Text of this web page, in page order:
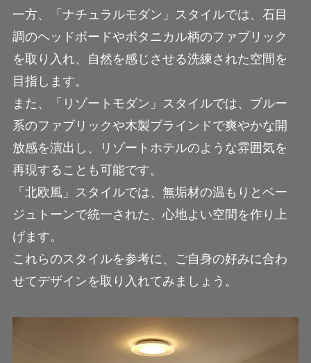
一方、「ナチュラルモダン」スタイルでは、石目
調のヘッドボードやボタニカル柄のファブリック
を取り入れ、自然を感じさせる洗練された空間を
目指します。
また、「リゾートモダン」スタイルでは、ブルー
系のファブリックや木製ブラインドで爽やかな開
放感を演出し、リゾートホテルのような雰囲気を
再現することも可能です。
「北欧風」スタイルでは、無垢材の温もりとベー
ジュトーンで統一された、心地よい空間を作り上
げます。
これらのスタイルを参考に、ご自身の好みに合わ
せてデザインを取り入れてみましょう。